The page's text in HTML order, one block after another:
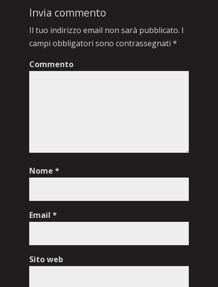
Invia commento
Il tuo indirizzo email non sarà pubblicato. I
campi obbligatori sono contrassegnati *
Commento
Nome *
Email *
Sito web